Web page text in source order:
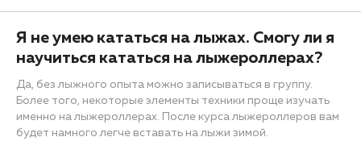
Я не умею кататься на лыжах. Смогу ли я
научиться кататься на лыжероллерах?
Да, без лыжного опыта можно записываться в группу.
Более того, некоторые элементы техники проще изучать
именно на лыжероллерах. После курса лыжероллеров вам
будет намного легче вставать на лыжи зимой.